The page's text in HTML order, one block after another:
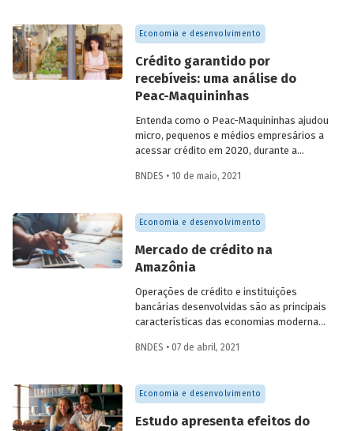
2014 e 2017.
Economia e desenvolvimento
Crédito garantido por
recebíveis: uma análise do
Peac-Maquininhas
Entenda como o Peac-Maquininhas ajudou
micro, pequenos e médios empresários a
acessar crédito em 2020, durante a
programa, que utiliza a concessão de
máquinas de cartão), e quais dificuldades
das empresas no acesso a financiamento
ele contribuiu para solucionar.
BNDES • 10 de maio, 2021
Economia e desenvolvimento
Mercado de crédito na
Amazônia
Operações de crédito e instituições
bancárias desenvolvidas são as principais
características das economias modernas.
ainda está bastante concentrado nas
concentração da própria atividade
econômica, mas não somente. Entenda
neste mercado e como os estados da
BNDES • 07 de abril, 2021
Economia e desenvolvimento
Estudo apresenta efeitos do